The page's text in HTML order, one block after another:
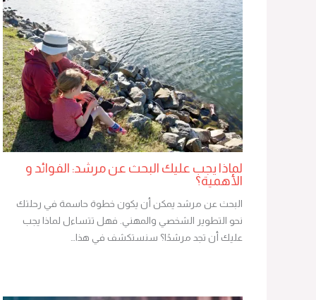
لماذا يجب عليك البحث عن مرشد: الفوائد و
الأهمية؟
البحث عن مرشد يمكن أن يكون خطوة حاسمة في رحلتك
نحو التطوير الشخصي والمهني. فهل تتساءل لماذا يجب
عليك أن تجد مرشدًا؟ سنستكشف في هذا…